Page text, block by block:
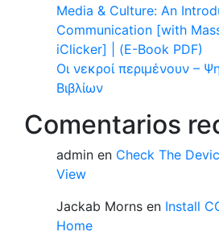
Media & Culture: An
Communication [with
iClicker] | (E-Book PDF)
Οι νεκροί περιμένουν –
Βιβλίων
Comentarios
admin en Check The
View
Jackab Morns en Install
Home